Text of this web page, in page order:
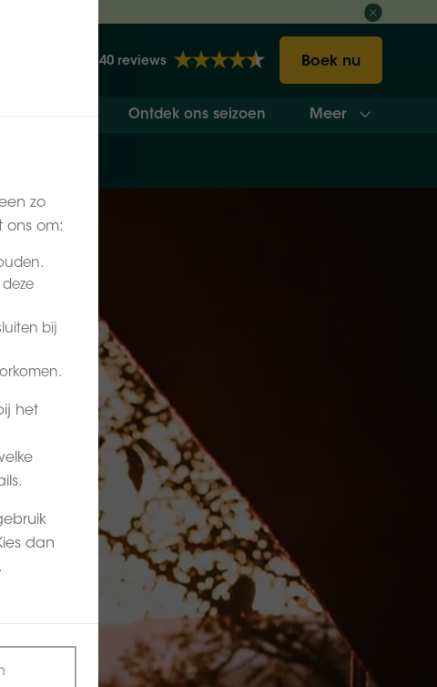
zo
ons om:
bij
het
dan
2140 reviews Boek nu
Ontdek ons seizoen Meer